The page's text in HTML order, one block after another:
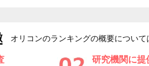
オリコンのランキングの概要について
研究機関に提